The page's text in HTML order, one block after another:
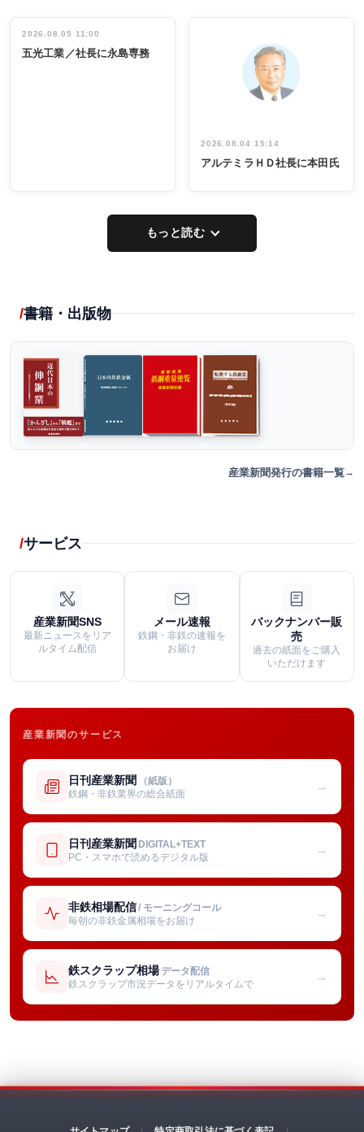
インタビュ
ー／社内ア
祝う 業界関
係者ら220人
出席
2026.08.05 11:00
五光工業／社長に永島専務
2026.08.04 15:14
アルテミラＨＤ社長に本田氏
もっと読む
書籍・出版物
産業新聞発行の書籍一覧
サービス
産業新聞SNS
最新ニュースをリア
ルタイム配信
メール速報
鉄鋼・非鉄の速報を
お届け
バックナンバー販
売
過去の紙面をご購入
いただけます
産業新聞のサービス
日刊産業新聞 （紙版）
鉄鋼・非鉄業界の総合紙面
→
日刊産業新聞 DIGITAL+TEXT
PC・スマホで読めるデジタル版
→
非鉄相場配信/ モーニングコール
毎朝の非鉄金属相場をお届け
→
鉄スクラップ相場 データ配信
鉄スクラップ市況データをリアルタイムで
→